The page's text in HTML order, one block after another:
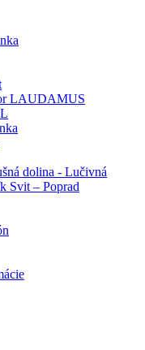
LAUDAMUS
dolina - Lučivná
Svit – Poprad